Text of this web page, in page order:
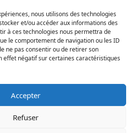
nous utilisons des technologies
et/ou accéder aux informations des
à ces technologies nous permettra de
le comportement de navigation ou les ID
ne pas consentir ou de retirer son
effet négatif sur certaines caractéristiques
Accepter
Refuser
de votre spiritualité
ésotérique artisanal !
trouver les meilleurs